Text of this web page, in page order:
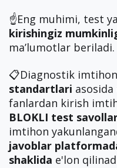
☝️Eng muhimi, test
kirishingiz
ma’lumotlar beriladi.
📋Diagnostik
standartlari
fanlardan kirish
BLOKLI test
imtihon
javoblar
shaklida e'lon